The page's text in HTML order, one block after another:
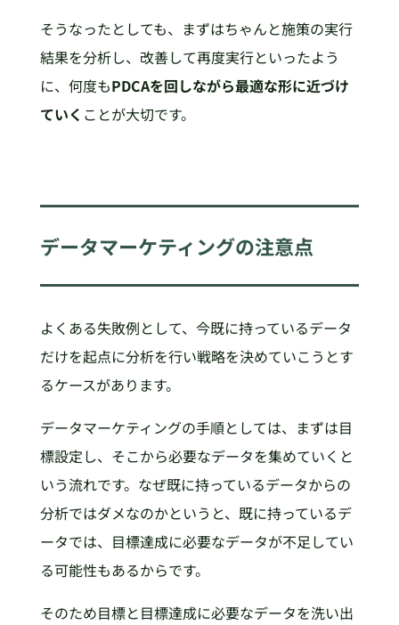
そうなったとしても、まずはちゃんと施策の実行
結果を分析し、改善して再度実行といったよう
に、何度もPDCAを回しながら最適な形に近づけ
ていく ことが大切です。
データマーケティングの注意点
よくある失敗例として、今既に持っているデータ
だけを起点に分析を行い戦略を決めていこうとす
るケースがあります。
データマーケティングの手順としては、まずは目
標設定し、そこから必要なデータを集めていくと
いう流れです。なぜ既に持っているデータからの
分析ではダメなのかというと、既に持っているデ
ータでは、目標達成に必要なデータが不足してい
る可能性もあるからです。
そのため目標と目標達成に必要なデータを洗い出